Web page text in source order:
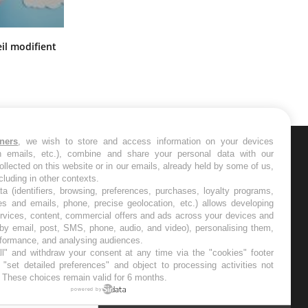
modifient
les semaines les meilleures
, we wish to store and access information on your devices
emails, etc.), combine and share your personal data with our
on this website or in our emails, already held by some of us,
in other contexts.
(identifiers, browsing, preferences, purchases, loyalty programs,
and emails, phone, precise geolocation, etc.) allows developing
content, commercial offers and ads across your devices and
email, post, SMS, phone, audio, and video), personalising them,
and analysing audiences.
and withdraw your consent at any time via the "cookies" footer
detailed preferences" and object to processing activities not
choices remain valid for 6 months.
powered by